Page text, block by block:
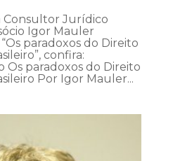
Consultor Jurídico
Igor Mauler
paradoxos do Direito
confira:
paradoxos do Direito
Por Igor Mauler...